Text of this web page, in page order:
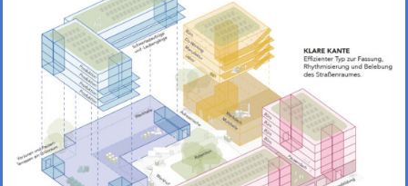
1. Preis und Beauftragung in
Bremen!
Gemeinsam mit Treibhaus
Landschaftsarchitekten freuen wir
uns, unseren 1. Preis im
Wettbewerb „Zukunftsquartier
Piek 17 – Produktives Stadtquartier
am Grünen Hafenbecken“ in
Bremen nun offiziell bekanngeben